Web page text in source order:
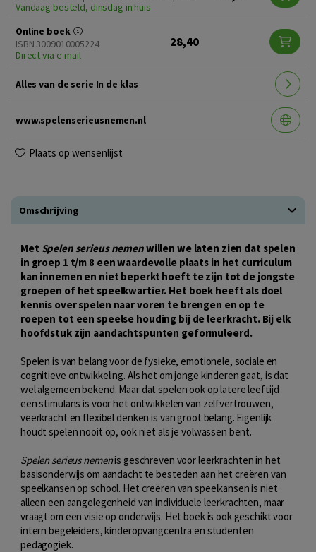
Vandaag besteld, dinsdag in huis
Online boek
ISBN 3009010005224
Direct via e-mail
28,40
Alles van de serie In de klas
www.spelenserieusnemen.nl
Plaats op wensenlijst
Omschrijving
Met Spelen serieus nemenwillen we laten zien dat spelen
in groep 1 t/m 8 een waardevolle plaats in het curriculum
kan innemen en niet beperkt hoeft te zijn tot de jongste
groepen of het speelkwartier. Het boek heeft als doel
kennis over spelen naar voren te brengen en op te
roepen tot een speelse houding bij de leerkracht. Bij elk
hoofdstuk zijn aandachtspunten geformuleerd.
Spelen is van belang voor de fysieke, emotionele, sociale en
cognitieve ontwikkeling. Als het om jonge kinderen gaat, is dat
wel algemeen bekend. Maar dat spelen ook op latere leeftijd
een stimulans is voor het ontwikkelen van zelfvertrouwen,
veerkracht en flexibel denken is van groot belang. Eigenlijk
houdt spelen nooit op, ook niet als je volwassen bent.
Spelen serieus nemenis geschreven voor leerkrachten in het
basisonderwijs om aandacht te besteden aan het creëren van
speelkansen op school. Het creëren van speelkansen is niet
alleen een aangelegenheid van individuele leerkrachten, maar
vraagt om een visie op onderwijs. Het boek is ook geschikt voor
intern begeleiders, kinderopvangcentra en studenten
pedagogiek.